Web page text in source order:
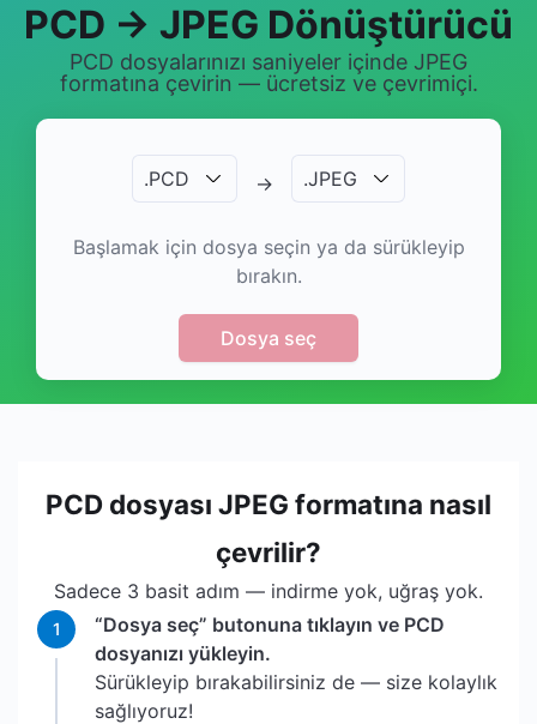
PCD → JPEG Dönüştürücü
PCD dosyalarınızı saniyeler içinde JPEG
formatına çevirin — ücretsiz ve çevrimiçi.
.PCD → .JPEG
Başlamak için dosya seçin ya da sürükleyip
bırakın.
Dosya seç
PCD dosyası JPEG formatına nasıl
çevrilir?
Sadece 3 basit adım — indirme yok, uğraş yok.
1
“Dosya seç” butonuna tıklayın ve PCD
dosyanızı yükleyin.
Sürükleyip bırakabilirsiniz de — size kolaylık
sağlıyoruz!